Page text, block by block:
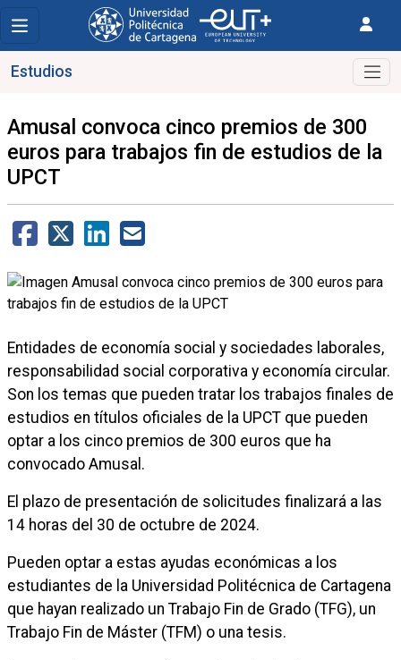
Estudios
Amusal convoca cinco premios de 300
euros para trabajos fin de estudios de la
UPCT
Entidades de economía social y sociedades laborales,
responsabilidad social corporativa y economía circular.
Son los temas que pueden tratar los trabajos finales de
estudios en títulos oficiales de la UPCT que pueden
optar a los cinco premios de 300 euros que ha
convocado Amusal.
El plazo de presentación de solicitudes finalizará a las
14 horas del 30 de octubre de 2024.
Pueden optar a estas ayudas económicas a los
estudiantes de la Universidad Politécnica de Cartagena
que hayan realizado un Trabajo Fin de Grado (TFG), un
Trabajo Fin de Máster (TFM) o una tesis.